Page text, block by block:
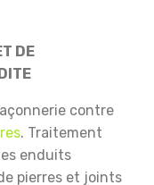
DE
contre
. Traitement
enduits
pierres et joints